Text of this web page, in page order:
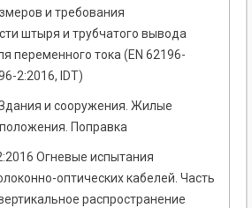
и требования
штыря и трубчатого вывода
переменного тока (EN 62196-
2:2016, IDT)
и сооружения. Жилые
Поправка
Огневые испытания
оптических кабелей. Часть
распространение